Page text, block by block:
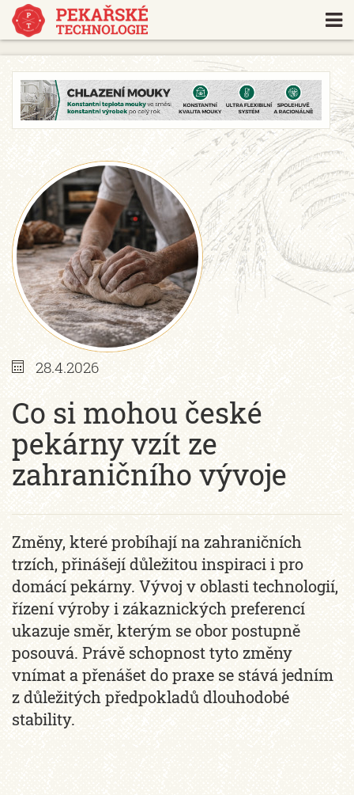
https://www.traditionrolex.com/18
28.4.2026
Co si mohou české
pekárny vzít ze
zahraničního vývoje
Změny, které probíhají na zahraničních
trzích, přinášejí důležitou inspiraci i pro
domácí pekárny. Vývoj v oblasti technologií,
řízení výroby i zákaznických preferencí
ukazuje směr, kterým se obor postupně
posouvá. Právě schopnost tyto změny
vnímat a přenášet do praxe se stává jedním
z důležitých předpokladů dlouhodobé
stability.